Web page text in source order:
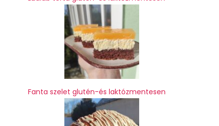
Fanta szelet glutén-és laktózmentesen